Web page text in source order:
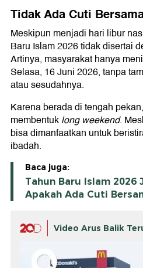
Tidak Ada Cuti
Meskipun menjadi hari libur
Baru Islam 2026 tidak disertai
Artinya, masyarakat hanya
Selasa, 16 Juni 2026, tanpa
atau sesudahnya.
Karena berada di tengah
membentuklong weekend.
bisa dimanfaatkan untuk
ibadah.
Baca juga:
Tahun Baru Islam 2026
Apakah Ada Cuti
Video Arus Balik